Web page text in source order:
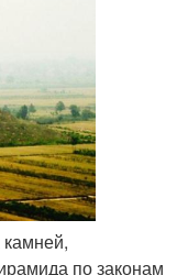
по законам